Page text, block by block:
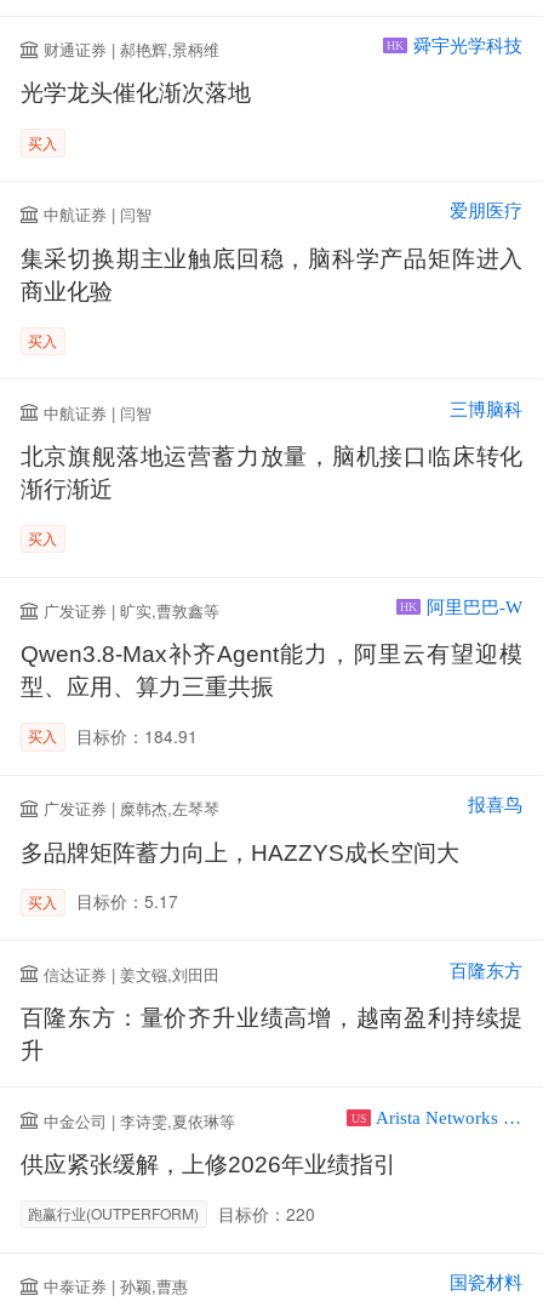
财通证券 | 郝艳辉,景柄维 HK 舜宇光学科技
光学龙头催化渐次落地
买入
中航证券 | 闫智 爱朋医疗
集采切换期主业触底回稳，脑科学产品矩阵进入
商业化验
买入
中航证券 | 闫智 三博脑科
北京旗舰落地运营蓄力放量，脑机接口临床转化
渐行渐近
买入
广发证券 | 旷实,曹敦鑫等 HK 阿里巴巴-W
Qwen3.8-Max补齐Agent能力，阿里云有望迎模
型、应用、算力三重共振
买入 目标价：184.91
广发证券 | 糜韩杰,左琴琴 报喜鸟
多品牌矩阵蓄力向上，HAZZYS成长空间大
买入 目标价：5.17
信达证券 | 姜文镪,刘田田 百隆东方
百隆东方：量价齐升业绩高增，越南盈利持续提
升
中金公司 | 李诗雯,夏依琳等 US Arista Networks Inc
供应紧张缓解，上修2026年业绩指引
跑赢行业(OUTPERFORM) 目标价：220
中泰证券 | 孙颖,曹惠 国瓷材料